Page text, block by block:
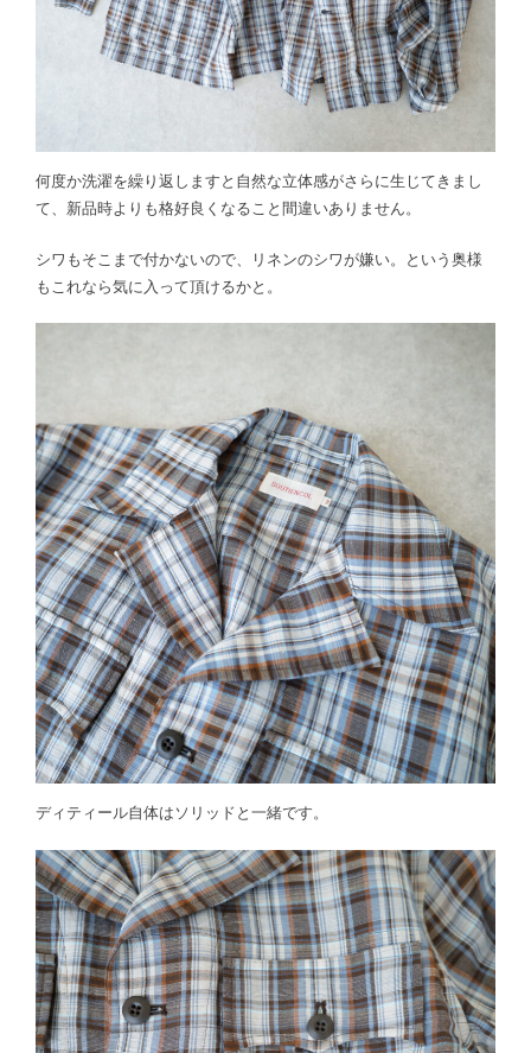
何度か洗濯を繰り返しますと自然な立体感がさらに生じてきまし
て、新品時よりも格好良くなること間違いありません。
シワもそこまで付かないので、リネンのシワが嫌い。という奥様
もこれなら気に入って頂けるかと。
ディティール自体はソリッドと一緒です。